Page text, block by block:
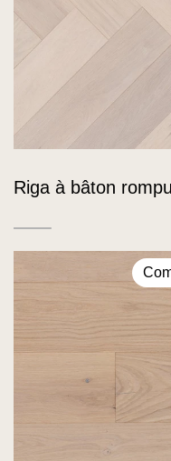
Riga à bâton